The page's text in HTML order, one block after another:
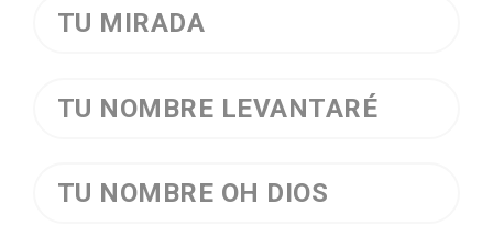
TU MIRADA
TU NOMBRE LEVANTARÉ
TU NOMBRE OH DIOS